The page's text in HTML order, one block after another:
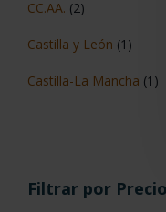
CC.AA. (2)
Castilla y León (1)
Castilla-La Mancha (1)
Filtrar por Precio